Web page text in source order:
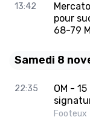
13:42
pour
68-79
Samedi 8
22:35
OM -
Footeux